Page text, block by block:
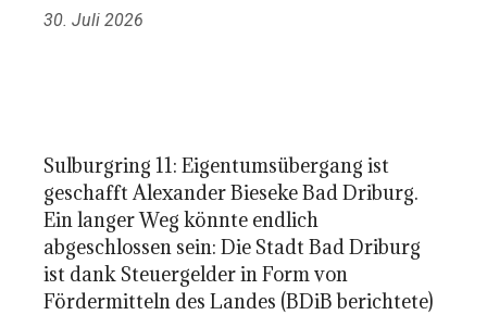
30. Juli 2026
Sulburgring 11: Eigentumsübergang ist
geschafft Alexander Bieseke Bad Driburg.
Ein langer Weg könnte endlich
abgeschlossen sein: Die Stadt Bad Driburg
ist dank Steuergelder in Form von
Fördermitteln des Landes (BDiB berichtete)